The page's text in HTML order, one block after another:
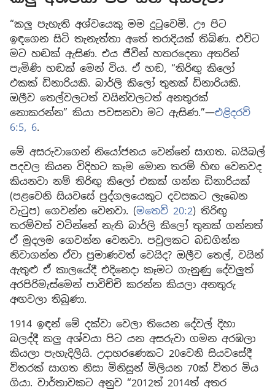
“කලු පැහැති අශ්වයෙකු මම දුටුවෙමි. ඌ පිට
ඉඳගෙන සිටි තැනැත්තා අතේ තරාදියක් තිබිණ. එවිට
මට හඬක් ඇසිණ. එය ජීවීන් හතරදෙනා අතරින්
පැමිණි හඬක් මෙන් විය. ඒ හඬ, “තිරිඟු කිලෝ
එකක් ඩිනාරියකි. බාර්ලි කිලෝ තුනක් ඩිනාරියකි.
ඔලීව තෙල්වලටත් වයින්වලටත් අනතුරක්
නොකරන්න” කියා පවසනවා මට ඇසිණ.”—එළිදරව්
6:5, 6.
මේ අසරුවාගෙන් නියෝජනය වෙන්නේ සාගත. බයිබල්
පදවල කියන විදිහට කෑම මොන තරම් හිඟ වෙනවද
කියනවා නම් තිරිඟු කිලෝ එකක් ගන්න ඩිනාරියක්
(පළවෙනි සියවසේ පුද්ගලයෙකුට දවසකට ලැබෙන
වැටුප) ගෙවන්න වෙනවා. (මතෙව් 20:2) තිරිඟු
තරම්වත් වටින්නේ නැති බාර්ලි කිලෝ තුනක් ගන්නත්
ඒ මුදලම ගෙවන්න වෙනවා. පවුලකට බඩගින්න
නිවාගන්න ඒවා ප්‍රමාණවත් වෙයිද? ඔලීව තෙල්, වයින්
ඇතුළු ඒ කාලයේදී එදිනෙදා කෑමට ගැනුණු දේවලුත්
අරපිරිමැස්මෙන් පාවිච්චි කරන්න කියලා අනතුරු
අඟවලා තිබුණා.
1914 ඉඳන් මේ දක්වා වෙලා තියෙන දේවල් දිහා
බලද්දී කලු අශ්වයා පිට යන අසරුවා ගමන අරඹලා
කියලා පැහැදිලියි. උදාහරණෙකට 20වෙනි සියවසේදී
විතරක් සාගත නිසා මිනිසුන් මිලියන 70ක් විතර මිය
ගියා. වාර්තාවකට අනුව “2012ත් 2014ත් අතර